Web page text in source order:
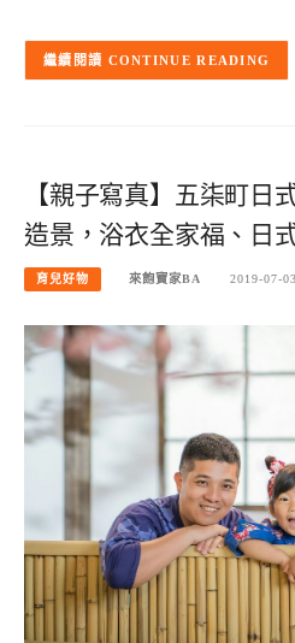
CONTINUE READING
【親子寫真】五柒町日
造景，浴衣全家福、日
育兒好物 來飽寶家BA 2019-07-03